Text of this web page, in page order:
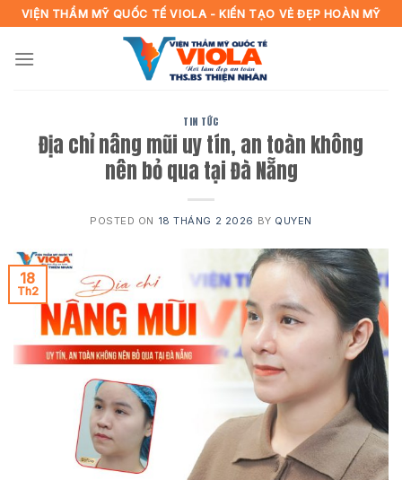
Skip
to
content
VIỆN THẨM MỸ QUỐC TẾ VIOLA - KIẾN TẠO VẺ ĐẸP HOÀN MỸ
TIN TỨC
Địa chỉ nâng mũi uy tín, an toàn không
nên bỏ qua tại Đà Nẵng
POSTED ON 18 THÁNG 2 2026 BY QUYEN
18
Th2